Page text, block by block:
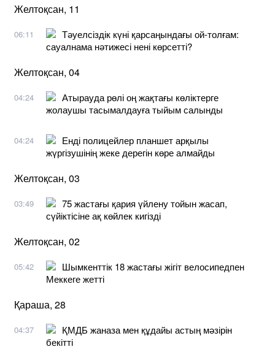
Желтоқсан, 11
06:11
Тәуелсіздік күні қарсаңындағы ой-толғам:
сауалнама нәтижесі нені көрсетті?
Желтоқсан, 04
04:24
Атырауда рөлі оң жақтағы көліктерге
жолаушы тасымалдауға тыйым салынды
04:24
Енді полицейлер планшет арқылы
жүргізушінің жеке дерегін көре алмайды
Желтоқсан, 03
03:49
75 жастағы қария үйлену тойын жасап,
сүйіктісіне ақ көйлек кигізді
Желтоқсан, 02
05:42
Шымкенттік 18 жастағы жігіт велосипедпен
Меккеге жетті
Қараша, 28
04:37
ҚМДБ жаназа мен құдайы астың мәзірін
бекітті